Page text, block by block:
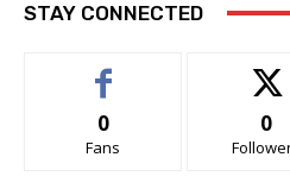
STAY CONNECTED
0
Fans
0